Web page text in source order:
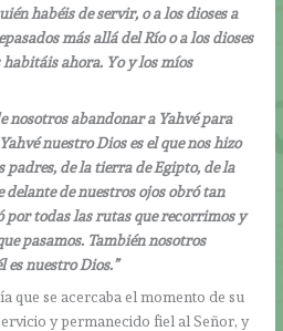
habéis de servir, o a los dioses a
más allá del Río o a los dioses
ahora. Yo y los míos
nosotros abandonar a Yahvé para
nuestro Dios es el que nos hizo
padres, de la tierra de Egipto, de la
delante de nuestros ojos obró tan
por todas las rutas que recorrimos y
pasamos. También nosotros
es nuestro Dios.”
que se acercaba el momento de su
y permanecido fiel al Señor, y